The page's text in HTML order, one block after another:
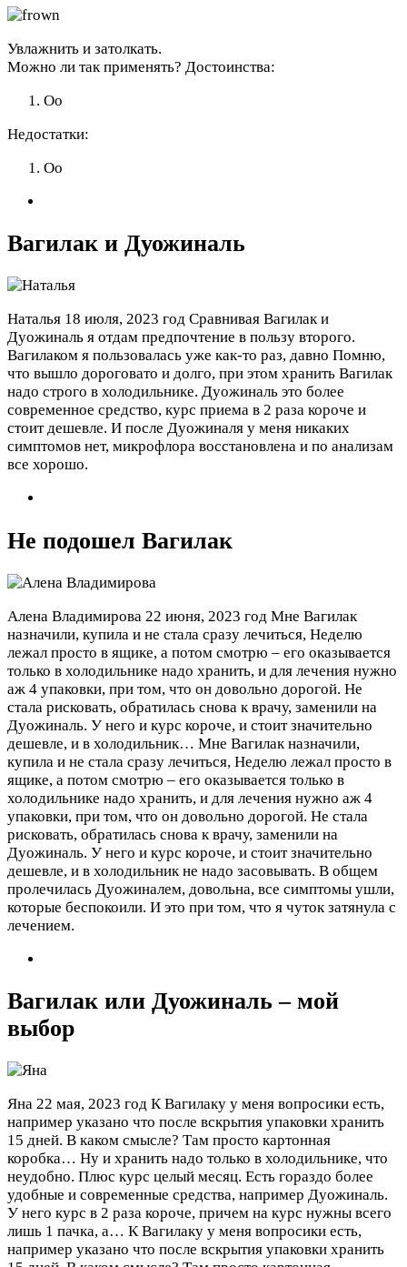
Увлажнить и затолкать.
Можно ли так применять? Достоинства:
Оо
Недостатки:
Оо
Вагилак и Дуожиналь
Наталья 18 июля, 2023 год Сравнивая Вагилак и
Дуожиналь я отдам предпочтение в пользу второго.
Вагилаком я пользовалась уже как-то раз, давно Помню,
что вышло дороговато и долго, при этом хранить Вагилак
надо строго в холодильнике. Дуожиналь это более
современное средство, курс приема в 2 раза короче и
стоит дешевле. И после Дуожиналя у меня никаких
симптомов нет, микрофлора восстановлена и по анализам
все хорошо.
Не подошел Вагилак
Алена Владимирова 22 июня, 2023 год Мне Вагилак
назначили, купила и не стала сразу лечиться, Неделю
лежал просто в ящике, а потом смотрю – его оказывается
только в холодильнике надо хранить, и для лечения нужно
аж 4 упаковки, при том, что он довольно дорогой. Не
стала рисковать, обратилась снова к врачу, заменили на
Дуожиналь. У него и курс короче, и стоит значительно
дешевле, и в холодильник… Мне Вагилак назначили,
купила и не стала сразу лечиться, Неделю лежал просто в
ящике, а потом смотрю – его оказывается только в
холодильнике надо хранить, и для лечения нужно аж 4
упаковки, при том, что он довольно дорогой. Не стала
рисковать, обратилась снова к врачу, заменили на
Дуожиналь. У него и курс короче, и стоит значительно
дешевле, и в холодильник не надо засовывать. В общем
пролечилась Дуожиналем, довольна, все симптомы ушли,
которые беспокоили. И это при том, что я чуток затянула с
лечением.
Вагилак или Дуожиналь – мой
выбор
Яна 22 мая, 2023 год К Вагилаку у меня вопросики есть,
например указано что после вскрытия упаковки хранить
15 дней. В каком смысле? Там просто картонная
коробка… Ну и хранить надо только в холодильнике, что
неудобно. Плюс курс целый месяц. Есть гораздо более
удобные и современные средства, например Дуожиналь.
У него курс в 2 раза короче, причем на курс нужны всего
лишь 1 пачка, а… К Вагилаку у меня вопросики есть,
например указано что после вскрытия упаковки хранить